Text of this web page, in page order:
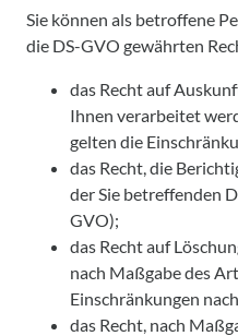
Sie können als betroffene
die DS-GVO gewährten
das Recht auf
Ihnen verarbeitet
gelten die
das Recht, die
der Sie betreffenden
GVO);
das Recht auf
nach Maßgabe des
Einschränkungen
das Recht, nach